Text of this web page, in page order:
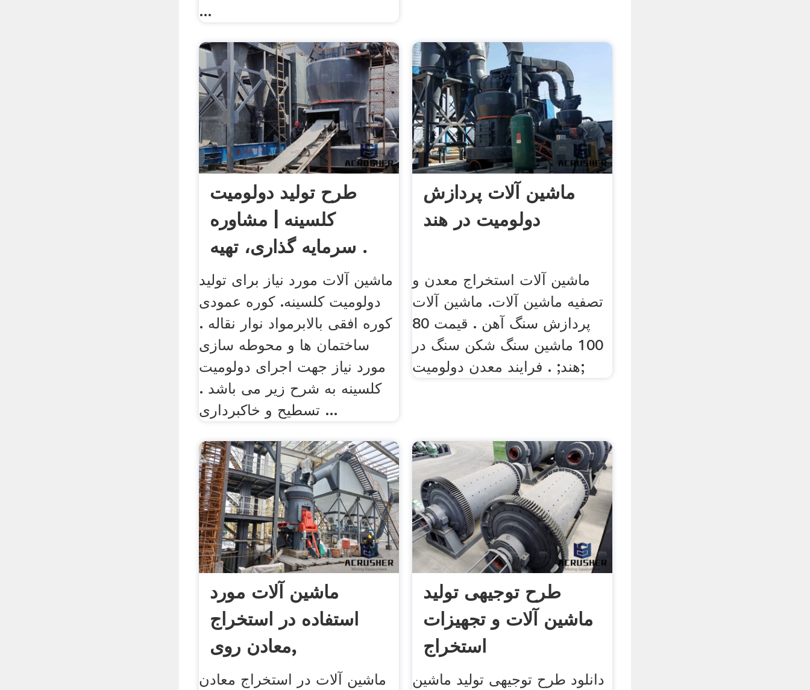
...
طرح تولید دولومیت
کلسینه | مشاوره
سرمایه گذاری، تهیه .
ماشین آلات مورد نیاز برای تولید
دولومیت کلسینه. کوره عمودی
کوره افقی بالابرمواد نوار نقاله .
ساختمان ها و محوطه سازی
مورد نیاز جهت اجرای دولومیت
کلسینه به شرح زیر می باشد .
تسطیح و خاکبرداری ...
ماشین آلات پردازش
دولومیت در هند
ماشین آلات استخراج معدن و
تصفیه ماشین آلات. ماشین آلات
پردازش سنگ آهن . قیمت 80
100 ماشین سنگ شکن سنگ در
هند; . فرایند معدن دولومیت;
ماشین آلات مورد
استفاده در استخراج
معادن روی,
ماشین آلات در استخراج معادن
طرح توجیهی تولید
ماشین آلات و تجهیزات
استخراج
دانلود طرح توجیهی تولید ماشین